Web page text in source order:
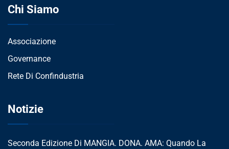
Chi Siamo
Associazione
Governance
Rete Di Confindustria
Notizie
Seconda Edizione Di MANGIA. DONA. AMA: Quando La